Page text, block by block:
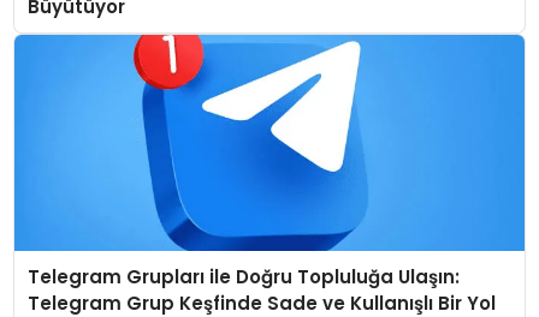
Büyütüyor
Telegram Grupları ile Doğru Topluluğa Ulaşın:
Telegram Grup Keşfinde Sade ve Kullanışlı Bir Yol